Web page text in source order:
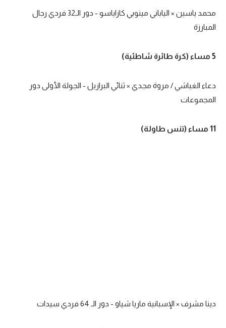
محمد ياسين × الياباني مينوبي كازاياسو - دور الـ32 فردي رجال
المبارزة
5 مساء (كرة طائرة شاطئية)
دعاء الغباشي / مروة مجدي × ثنائي البرازيل - الجولة الأولى دور
المجموعات
11 مساء (تنس طاولة)
دينا مشرف × الإسبانية ماريا شياو - دور الـ 64 فردي سيدات